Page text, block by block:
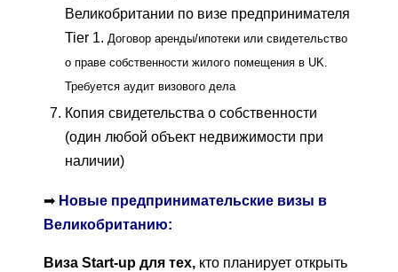
Великобритании по визе предпринимателя
Tier 1. Договор аренды/ипотеки или свидетельство
о праве собственности жилого помещения в UK.
Требуется аудит визового дела
Копия свидетельства о собственности
(один любой объект недвижимости при
наличии)
➡ Новые предпринимательские визы в
Великобританию:
Виза Start-up для тех, кто планирует открыть